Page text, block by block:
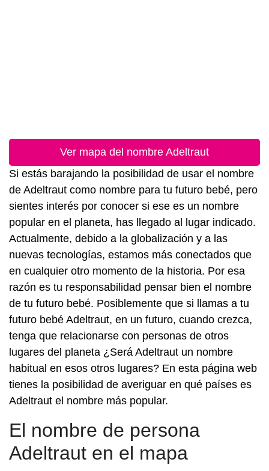
Ver mapa del nombre Adeltraut
Si estás barajando la posibilidad de usar el nombre
de Adeltraut como nombre para tu futuro bebé, pero
sientes interés por conocer si ese es un nombre
popular en el planeta, has llegado al lugar indicado.
Actualmente, debido a la globalización y a las
nuevas tecnologías, estamos más conectados que
en cualquier otro momento de la historia. Por esa
razón es tu responsabilidad pensar bien el nombre
de tu futuro bebé. Posiblemente que si llamas a tu
futuro bebé Adeltraut, en un futuro, cuando crezca,
tenga que relacionarse con personas de otros
lugares del planeta ¿Será Adeltraut un nombre
habitual en esos otros lugares? En esta página web
tienes la posibilidad de averiguar en qué países es
Adeltraut el nombre más popular.
El nombre de persona
Adeltraut en el mapa